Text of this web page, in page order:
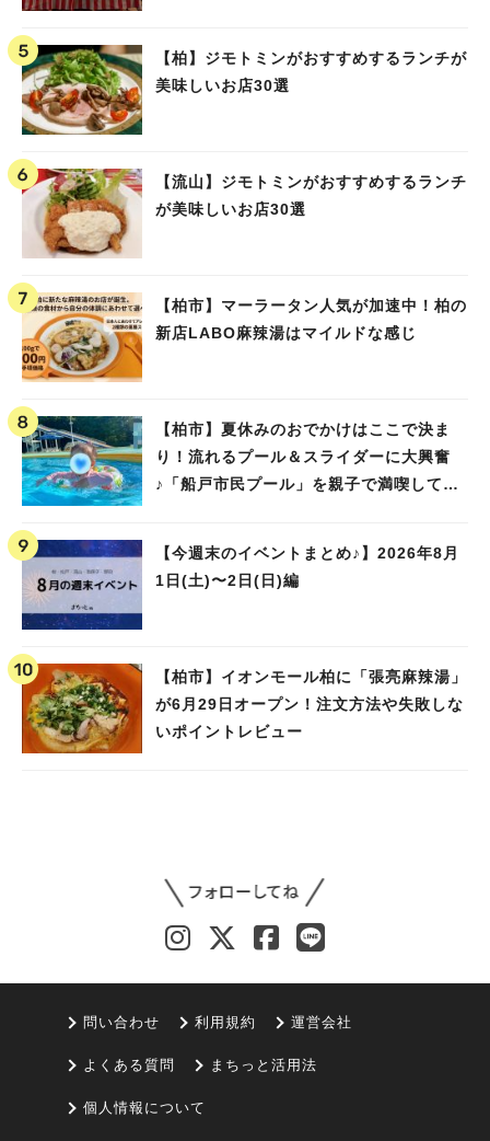
【柏】ジモトミンがおすすめするランチが
美味しいお店30選
【流山】ジモトミンがおすすめするランチ
が美味しいお店30選
【柏市】マーラータン人気が加速中！柏の
新店LABO麻辣湯はマイルドな感じ
【柏市】夏休みのおでかけはここで決ま
り！流れるプール＆スライダーに大興奮
♪「船戸市民プール」を親子で満喫してき
【今週末のイベントまとめ♪】2026年8月
1日(土)〜2日(日)編
【柏市】イオンモール柏に「張亮麻辣湯」
が6月29日オープン！注文方法や失敗しな
いポイントレビュー
問い合わせ 利用規約 運営会社
よくある質問 まちっと活用法
個人情報について